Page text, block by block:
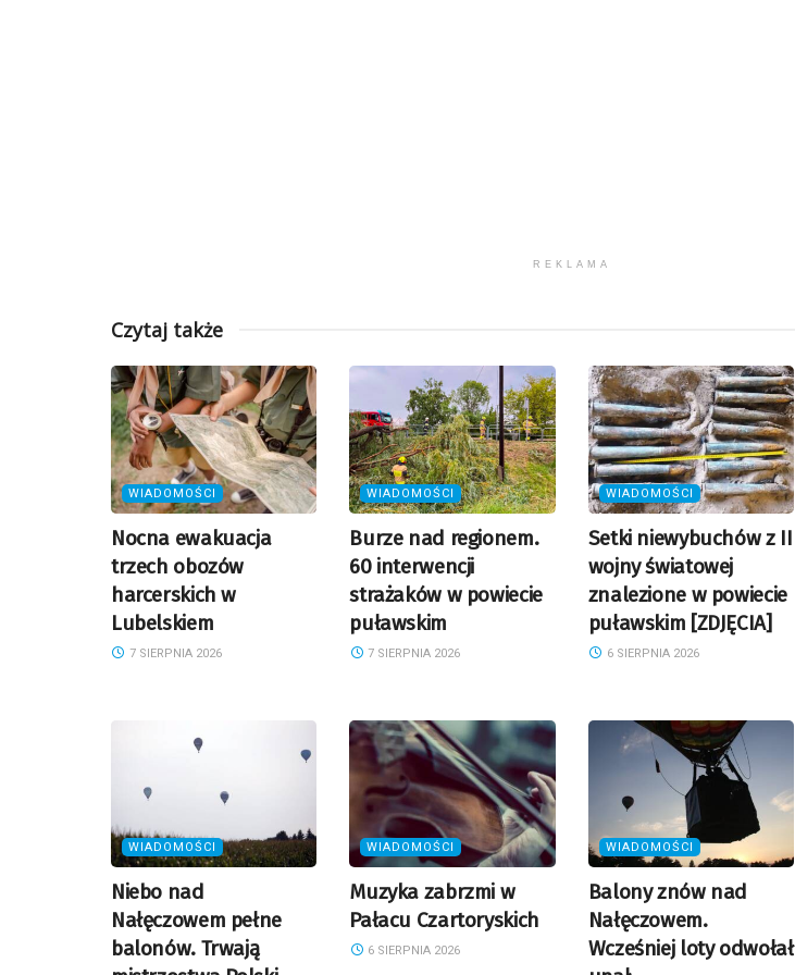
REKLAMA
Czytaj także
WIADOMOŚCI
Nocna ewakuacja
trzech obozów
harcerskich w
Lubelskiem
7 SIERPNIA 2026
WIADOMOŚCI
Burze nad regionem.
60 interwencji
strażaków w powiecie
puławskim
7 SIERPNIA 2026
WIADOMOŚCI
Setki niewybuchów z II
wojny światowej
znalezione w powiecie
puławskim [ZDJĘCIA]
6 SIERPNIA 2026
WIADOMOŚCI
Niebo nad
Nałęczowem pełne
balonów. Trwają
WIADOMOŚCI
Muzyka zabrzmi w
Pałacu Czartoryskich
6 SIERPNIA 2026
WIADOMOŚCI
Balony znów nad
Nałęczowem.
Wcześniej loty odwołał